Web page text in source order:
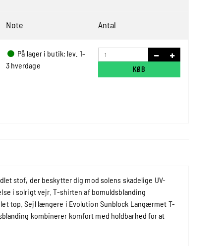
Note Antal
På lager i butik: lev. 1-
3 hverdage
KØB
stof, der beskytter dig mod solens skadelige UV-
i solrigt vejr. T-shirten af bomuldsblanding
top. Sejl længere i Evolution Sunblock Langærmet T-
kombinerer komfort med holdbarhed for at